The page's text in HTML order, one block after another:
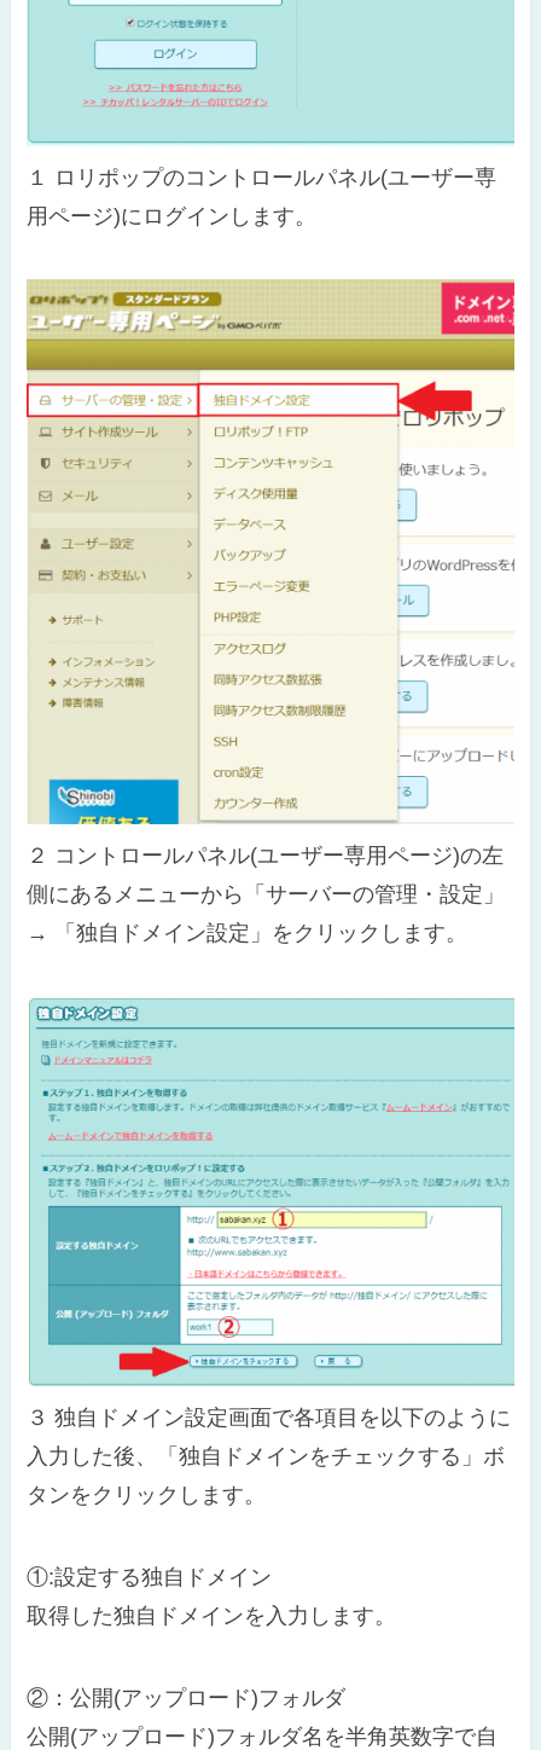
１ ロリポップのコントロールパネル(ユーザー専
用ページ)にログインします。
２ コントロールパネル(ユーザー専用ページ)の左
側にあるメニューから「サーバーの管理・設定」
→ 「独自ドメイン設定」をクリックします。
３ 独自ドメイン設定画面で各項目を以下のように
入力した後、「独自ドメインをチェックする」ボ
タンをクリックします。
①:設定する独自ドメイン
取得した独自ドメインを入力します。
②：公開(アップロード)フォルダ
公開(アップロード)フォルダ名を半角英数字で自